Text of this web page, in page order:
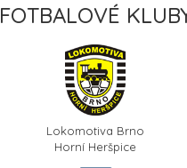
FOTBALOVÉ
Lokomotiva Brno
Horní Heršpice